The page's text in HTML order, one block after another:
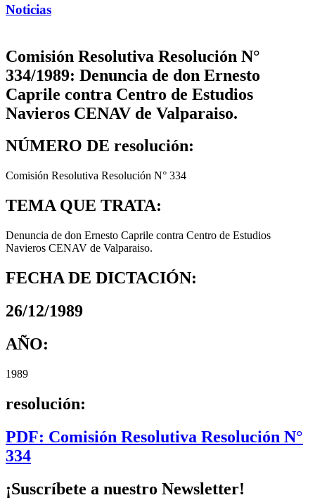
Noticias
Comisión Resolutiva Resolución N°
334/1989: Denuncia de don Ernesto
Caprile contra Centro de Estudios
Navieros CENAV de Valparaiso.
NÚMERO DE resolución:
Comisión Resolutiva Resolución N° 334
TEMA QUE TRATA:
Denuncia de don Ernesto Caprile contra Centro de Estudios
Navieros CENAV de Valparaiso.
FECHA DE DICTACIÓN:
26/12/1989
AÑO:
1989
resolución:
PDF: Comisión Resolutiva Resolución N°
334
¡Suscríbete a nuestro Newsletter!